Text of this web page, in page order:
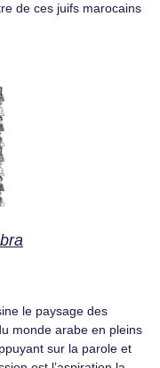
de ces juifs marocains
le paysage des
monde arabe en pleins
sur la parole et